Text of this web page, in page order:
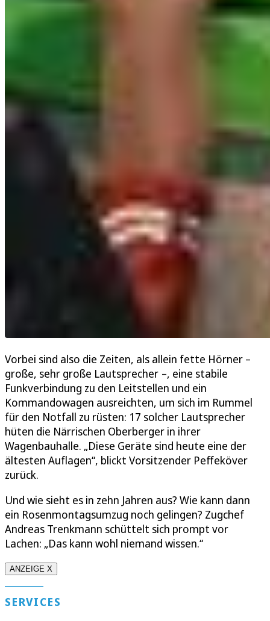
Vorbei sind also die Zeiten, als allein fette Hörner –
große, sehr große Lautsprecher –, eine stabile
Funkverbindung zu den Leitstellen und ein
Kommandowagen ausreichten, um sich im Rummel
für den Notfall zu rüsten: 17 solcher Lautsprecher
hüten die Närrischen Oberberger in ihrer
Wagenbauhalle. „Diese Geräte sind heute eine der
ältesten Auflagen“, blickt Vorsitzender Peffeköver
zurück.
Und wie sieht es in zehn Jahren aus? Wie kann dann
ein Rosenmontagsumzug noch gelingen? Zugchef
Andreas Trenkmann schüttelt sich prompt vor
Lachen: „Das kann wohl niemand wissen.“
ANZEIGE X
SERVICES